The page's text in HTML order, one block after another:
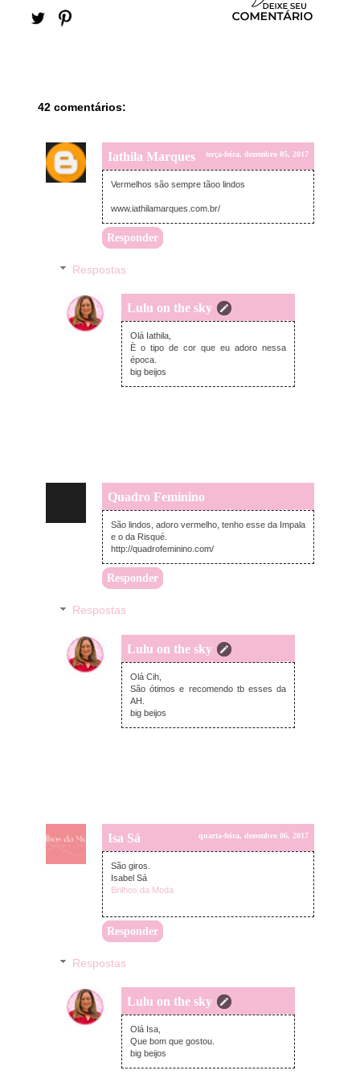
42 comentários:
Iathila Marques terça-feira, dezembro 05, 2017
Vermelhos são sempre tãoo lindos
www.iathilamarques.com.br/
Responder
Respostas
Lulu on the sky
quarta-feira, dezembro 06, 2017
Olá Iathila,
È o tipo de cor que eu adoro nessa
época.
big beijos
Quadro Feminino
terça-feira, dezembro 05, 2017
São lindos, adoro vermelho, tenho esse da Impala
e o da Risqué.
http://quadrofeminino.com/
Responder
Respostas
Lulu on the sky
quarta-feira, dezembro 06, 2017
Olá Cih,
São ótimos e recomendo tb esses da
AH.
big beijos
Isa Sá quarta-feira, dezembro 06, 2017
São giros.
Isabel Sá
Brilhos da Moda
Responder
Respostas
Lulu on the sky
quarta-feira, dezembro 06, 2017
Olá Isa,
Que bom que gostou.
big beijos